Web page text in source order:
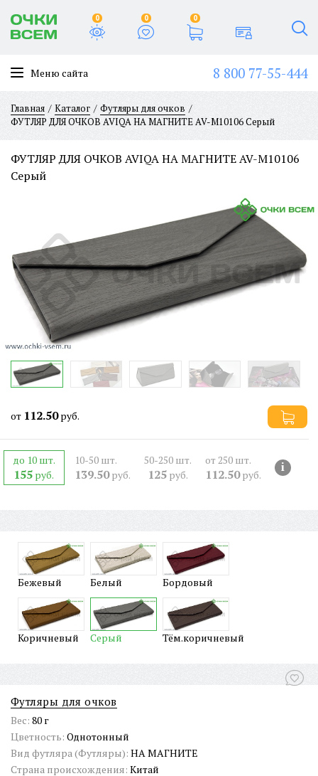
0 0 0
Меню сайта 8 800 77-55-444
Главная Каталог
Футляры для очков
ФУТЛЯР ДЛЯ ОЧКОВ AVIQA НА МАГНИТЕ AV-M10106 Серый
ФУТЛЯР ДЛЯ ОЧКОВ AVIQA НА МАГНИТЕ AV-M10106
Серый
от 112.50руб.
до 10 шт.
155 руб.
10-50 шт.
139.50руб.
50-250 шт.
125руб.
от 250 шт.
112.50руб.
i
Бежевый Белый Бордовый
Коричневый Серый Тём.коричневый
Футляры для очков
Вес: 80 г
Цветность: Однотонный
Вид футляра (Футляры): НА МАГНИТЕ
Страна происхождения: Китай